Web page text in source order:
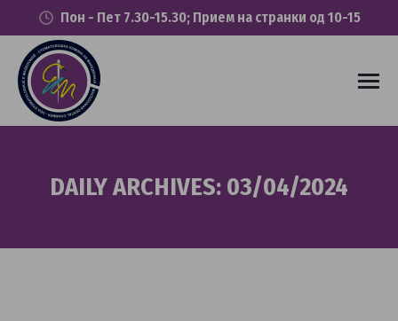
Пон - Пет 7.30-15.30; Прием на странки од 10-15
DAILY ARCHIVES: 03/04/2024